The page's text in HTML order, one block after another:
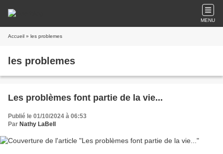
MENU
Accueil » les problemes
les problemes
Les problèmes font partie de la vie...
Publié le 01/10/2024 à 06:53
Par Nathy LaBell